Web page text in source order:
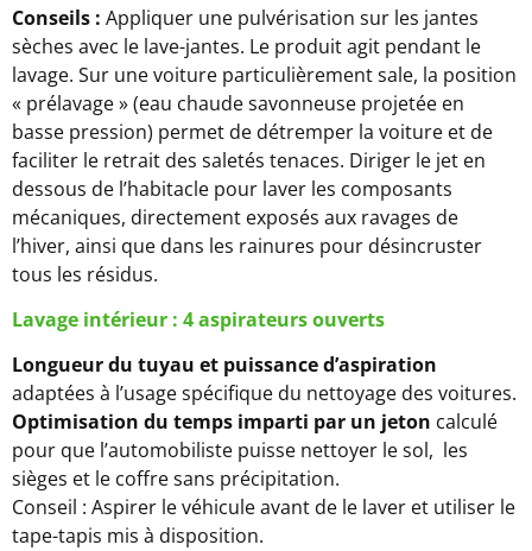
Conseils : Appliquer une pulvérisation sur les jantes
sèches avec le lave-jantes. Le produit agit pendant le
lavage. Sur une voiture particulièrement sale, la position
« prélavage » (eau chaude savonneuse projetée en
basse pression) permet de détremper la voiture et de
faciliter le retrait des saletés tenaces. Diriger le jet en
dessous de l’habitacle pour laver les composants
mécaniques, directement exposés aux ravages de
l’hiver, ainsi que dans les rainures pour désincruster
tous les résidus.
Lavage intérieur : 4 aspirateurs ouverts
Longueur du tuyau et puissance d’aspiration
adaptées à l’usage spécifique du nettoyage des voitures.
Optimisation du temps imparti par un jeton calculé
pour que l’automobiliste puisse nettoyer le sol, les
sièges et le coffre sans précipitation.
Conseil : Aspirer le véhicule avant de le laver et utiliser le
tape-tapis mis à disposition.